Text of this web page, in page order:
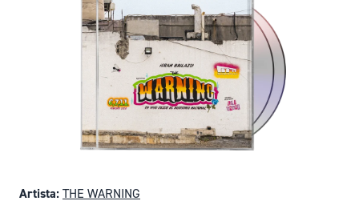
Artista:THE WARNING